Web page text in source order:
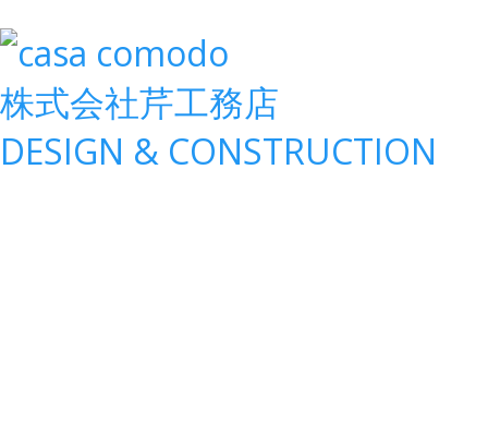
株式会社芹工務店
DESIGN & CONSTRUCTION